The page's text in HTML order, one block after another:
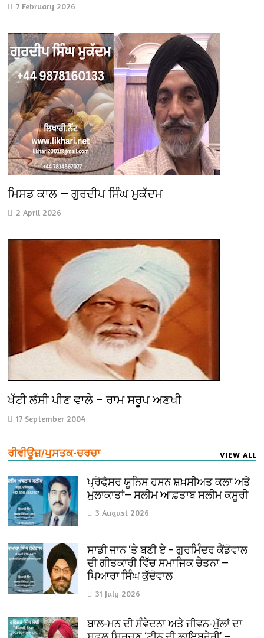
7 February 2026
ਮਿਸਡ ਕਾਲ — ਗੁਰਦੀਪ ਸਿੰਘ ਮੁਕੱਦਮ
2 April 2026
ਖੱਟੀ ਲੱਸੀ ਪੀਣ ਵਾਲੇ – ਰਾਮ ਸਰੂਪ ਅਣਖੀ
17 September 2004
ਰੀਵੀਊਜ਼/ਪੁਸਤਕ-ਚਰਚਾ VIEW ALL
ਪ੍ਰੋਫੈ਼ਸਰ ਯੂਨਿਸ ਹਸਨ ਸ਼ਖ਼ਸੀਅਤ ਕਲਾ ਅਤੇ
ਮੁਲਾਕਾਤਾਂ— ਸਲੀਮ ਆਫ਼ਤਾਬ ਸਲੀਮ ਕਸੂਰੀ
3 August 2026
ਸਾਡੀ ਜਾਨ ‘ਤੇ ਬਣੀ ਏ – ਗੁਰਮਿੰਦਰ ਕੈਂਡੋਵਾਲ
ਦੀ ਗੀਤਕਾਰੀ ਵਿੱਚ ਸਮਾਜਿਕ ਚੇਤਨਾ —
ਪਿਆਰਾ ਸਿੰਘ ਕੁੱਦੋਵਾਲ
31 July 2026
ਬਾਲ-ਮਨ ਦੀ ਸੰਵੇਦਨਾ ਅਤੇ ਜੀਵਨ-ਮੁੱਲਾਂ ਦਾ